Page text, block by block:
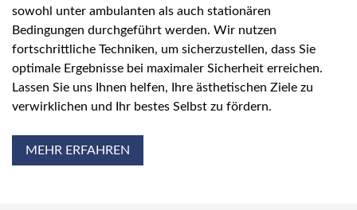
sowohl unter ambulanten als auch stationären
Bedingungen durchgeführt werden. Wir nutzen
fortschrittliche Techniken, um sicherzustellen, dass Sie
optimale Ergebnisse bei maximaler Sicherheit erreichen.
Lassen Sie uns Ihnen helfen, Ihre ästhetischen Ziele zu
verwirklichen und Ihr bestes Selbst zu fördern.
MEHR ERFAHREN